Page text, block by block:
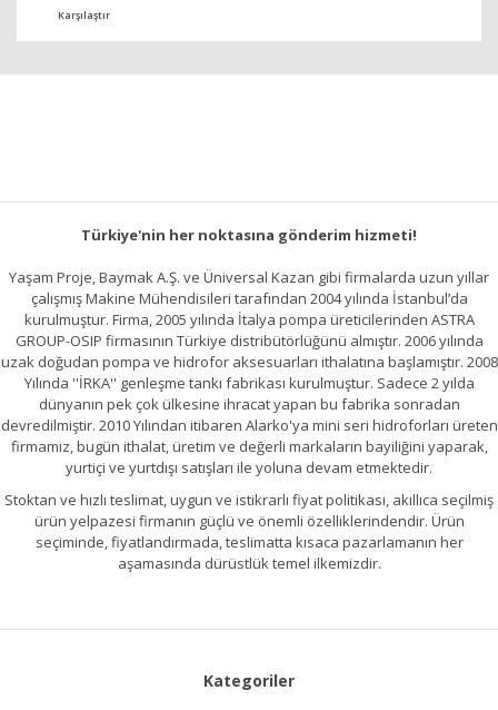
Karşılaştır
Türkiye'nin her noktasına gönderim hizmeti!
Yaşam Proje, Baymak A.Ş. ve Üniversal Kazan gibi firmalarda uzun yıllar
çalışmış Makine Mühendisileri tarafından 2004 yılında İstanbul’da
kurulmuştur. Firma, 2005 yılında İtalya pompa üreticilerinden ASTRA
GROUP-OSIP firmasının Türkiye distribütörlüğünü almıştır. 2006 yılında
uzak doğudan pompa ve hidrofor aksesuarları ithalatına başlamıştır. 2008
Yılında ''İRKA'' genleşme tankı fabrikası kurulmuştur. Sadece 2 yılda
dünyanın pek çok ülkesine ihracat yapan bu fabrika sonradan
devredilmiştir. 2010 Yılından itibaren Alarko'ya mini seri hidroforları üreten
firmamız, bugün ithalat, üretim ve değerli markaların bayiliğini yaparak,
yurtiçi ve yurtdışı satışları ile yoluna devam etmektedir.
Stoktan ve hızlı teslimat, uygun ve istikrarlı fiyat politikası, akıllıca seçilmiş
ürün yelpazesi firmanın güçlü ve önemli özelliklerindendir. Ürün
seçiminde, fiyatlandırmada, teslimatta kısaca pazarlamanın her
aşamasında dürüstlük temel ilkemizdir.
Kategoriler